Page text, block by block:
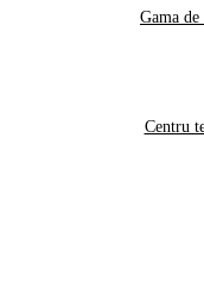
Gama de
Centru